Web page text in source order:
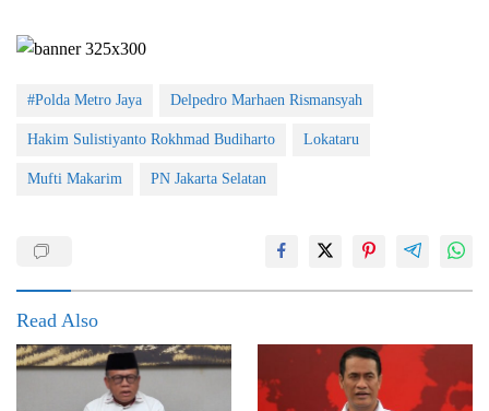
#Polda Metro Jaya Delpedro Marhaen Rismansyah
Hakim Sulistiyanto Rokhmad Budiharto Lokataru
Mufti Makarim PN Jakarta Selatan
Read Also